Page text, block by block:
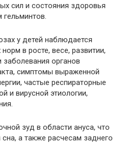
сил и состояния здоровья
у детей наблюдается
в росте, весе, развитии,
заболевания органов
симптомы выраженной
частые респираторные
и вирусной этиологии,
зуд в области ануса, что
а также расчесам заднего